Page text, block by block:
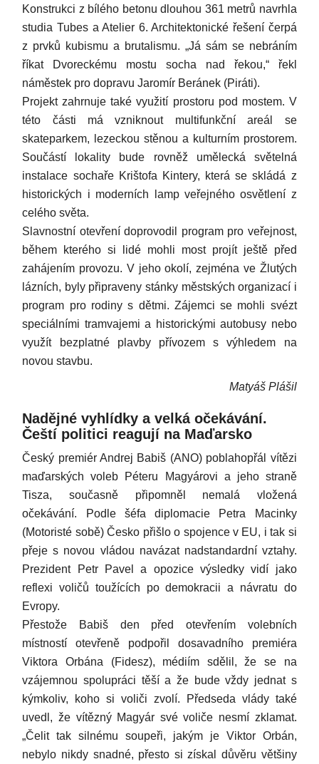
Konstrukci z bílého betonu dlouhou 361 metrů navrhla
studia Tubes a Atelier 6. Architektonické řešení čerpá
z prvků kubismu a brutalismu. „Já sám se nebráním
říkat Dvoreckému mostu socha nad řekou,“ řekl
náměstek pro dopravu Jaromír Beránek (Piráti).
Projekt zahrnuje také využití prostoru pod mostem. V
této části má vzniknout multifunkční areál se
skateparkem, lezeckou stěnou a kulturním prostorem.
Součástí lokality bude rovněž umělecká světelná
instalace sochaře Krištofa Kintery, která se skládá z
historických i moderních lamp veřejného osvětlení z
celého světa.
Slavnostní otevření doprovodil program pro veřejnost,
během kterého si lidé mohli most projít ještě před
zahájením provozu. V jeho okolí, zejména ve Žlutých
lázních, byly připraveny stánky městských organizací i
program pro rodiny s dětmi. Zájemci se mohli svézt
speciálními tramvajemi a historickými autobusy nebo
využít bezplatné plavby přívozem s výhledem na
novou stavbu.
Matyáš Plášil
Nadějné vyhlídky a velká očekávání.
Čeští politici reagují na Maďarsko
Český premiér Andrej Babiš (ANO) poblahopřál vítězi
maďarských voleb Péteru Magyárovi a jeho straně
Tisza, současně připomněl nemalá vložená
očekávání. Podle šéfa diplomacie Petra Macinky
(Motoristé sobě) Česko přišlo o spojence v EU, i tak si
přeje s novou vládou navázat nadstandardní vztahy.
Prezident Petr Pavel a opozice výsledky vidí jako
reflexi voličů toužících po demokracii a návratu do
Evropy.
Přestože Babiš den před otevřením volebních
místností otevřeně podpořil dosavadního premiéra
Viktora Orbána (Fidesz), médiím sdělil, že se na
vzájemnou spolupráci těší a že bude vždy jednat s
kýmkoliv, koho si voliči zvolí. Předseda vlády také
uvedl, že vítězný Magyár své voliče nesmí zklamat.
„Čelit tak silnému soupeři, jakým je Viktor Orbán,
nebylo nikdy snadné, přesto si získal důvěru většiny